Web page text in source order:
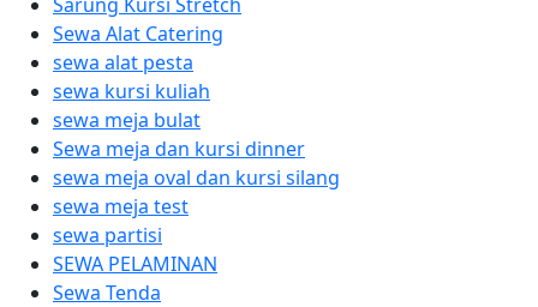
Sewa Alat Catering
sewa alat pesta
sewa kursi kuliah
sewa meja bulat
Sewa meja dan kursi dinner
sewa meja oval dan kursi silang
sewa meja test
sewa partisi
SEWA PELAMINAN
Sewa Tenda